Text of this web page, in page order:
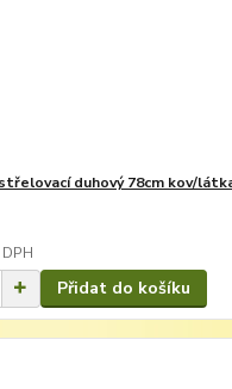
duhový 78cm kov/
Přidat do košíku